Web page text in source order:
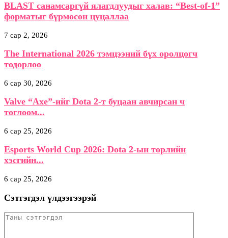
BLAST санамсаргүй ялагдлуудыг халав: “Best-of-1”
форматыг бүрмөсөн цуцаллаа
7 сар 2, 2026
The International 2026 тэмцээний бүх оролцогч
тодорлоо
6 сар 30, 2026
Valve “Axe”-ийг Dota 2-т буцаан авчирсан ч
тоглоом...
6 сар 25, 2026
Esports World Cup 2026: Dota 2-ын төрлийн
хэсгийн...
6 сар 25, 2026
Сэтгэгдэл үлдээгээрэй